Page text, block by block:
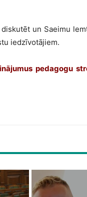
un Saeimu
iedzīvotājiem.
pedagogu